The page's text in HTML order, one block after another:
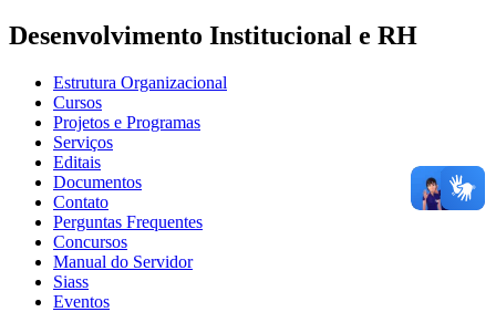
Desenvolvimento Institucional e RH
Estrutura Organizacional
Cursos
Projetos e Programas
Serviços
Editais
Documentos
Contato
Perguntas Frequentes
Concursos
Manual do Servidor
Siass
Eventos